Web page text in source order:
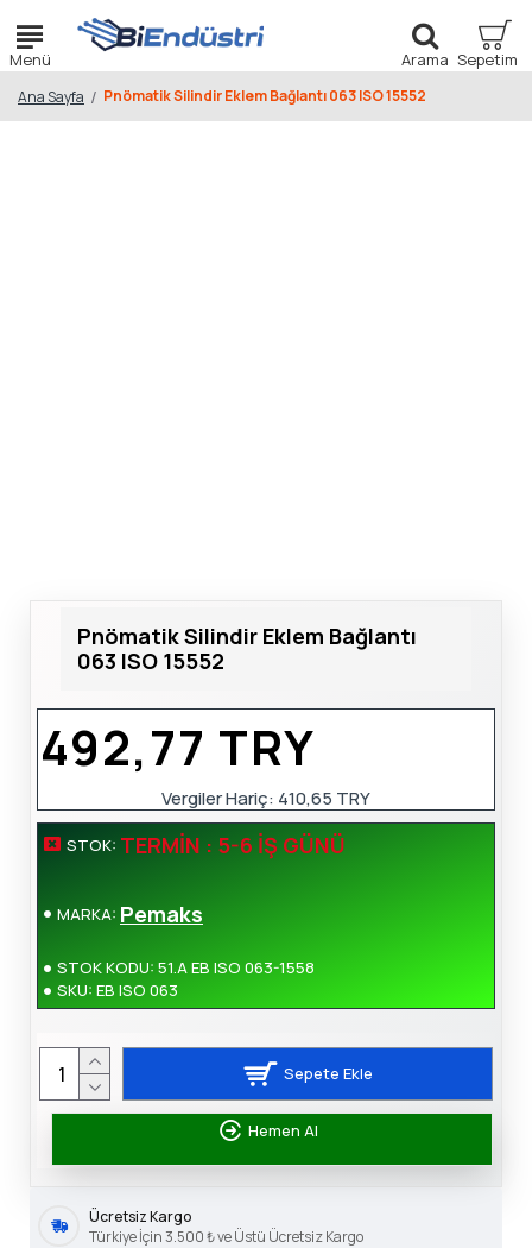
Ana Sayfa Pnömatik Silindir Eklem Bağlantı 063 ISO 15552
Pnömatik Silindir Eklem Bağlantı
063 ISO 15552
STOK: TERMIN : 5-6 İŞ GÜNÜ
MARKA: Pemaks
STOK KODU: 51.A EB ISO 063-1558
SKU: EB ISO 063
492,77 TRY
Vergiler Hariç: 410,65 TRY
Sepete Ekle
Hemen Al
Ücretsiz Kargo
Türkiye İçin 3.500 ₺ ve Üstü Ücretsiz Kargo